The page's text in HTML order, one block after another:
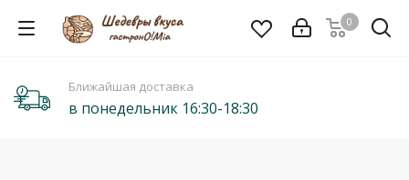
0
Ближайшая доставка
в понедельник 16:30-18:30